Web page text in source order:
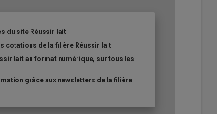
du site Réussir lait
cotations de la filière Réussir lait
lait au format numérique, sur tous les
grâce aux newsletters de la filière